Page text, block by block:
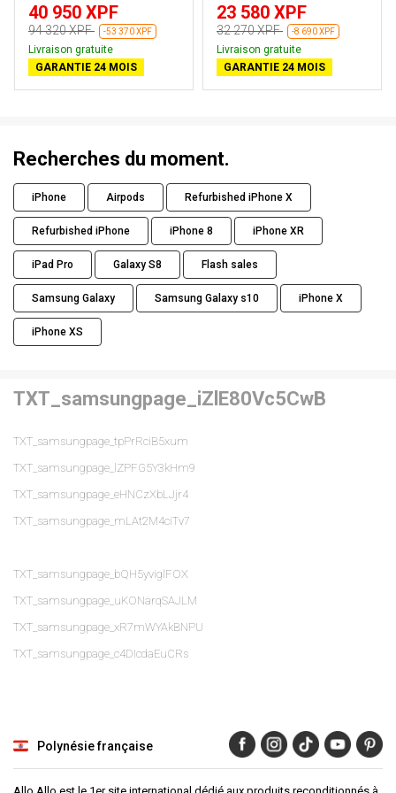
40 950 XPF
94 320 XPF -53 370 XPF
Livraison gratuite
GARANTIE 24 MOIS
23 580 XPF
32 270 XPF -8 690 XPF
Livraison gratuite
GARANTIE 24 MOIS
Recherches du moment.
iPhone Airpods Refurbished iPhone X
Refurbished iPhone iPhone 8 iPhone XR
iPad Pro Galaxy S8 Flash sales
Samsung Galaxy Samsung Galaxy s10 iPhone X
iPhone XS
TXT_samsungpage_iZlE80Vc5CwB
TXT_samsungpage_tpPrRciB5xum
TXT_samsungpage_lZPFG5Y3kHm9
TXT_samsungpage_eHNCzXbLJjr4
TXT_samsungpage_mLAt2M4ciTv7
TXT_samsungpage_bQH5yviglFOX
TXT_samsungpage_uKONarqSAJLM
TXT_samsungpage_xR7mWYAkBNPU
TXT_samsungpage_c4DIcdaEuCRs
Polynésie française